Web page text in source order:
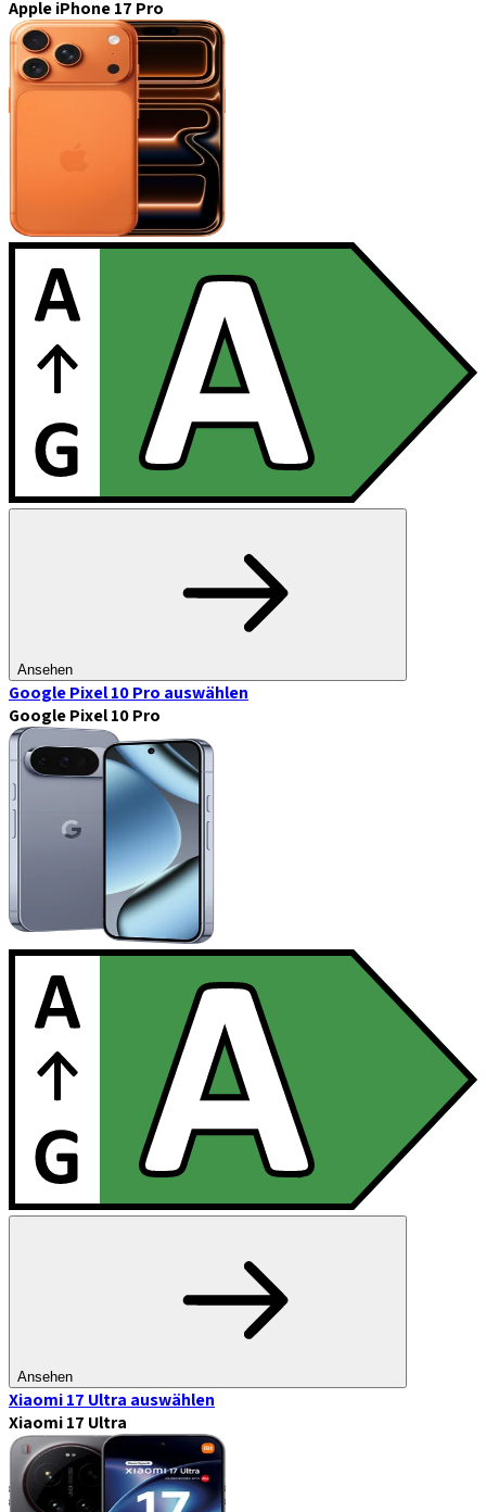
Apple iPhone 17 Pro
Ansehen
Google Pixel 10 Pro auswählen
Google Pixel 10 Pro
Ansehen
Xiaomi 17 Ultra auswählen
Xiaomi 17 Ultra